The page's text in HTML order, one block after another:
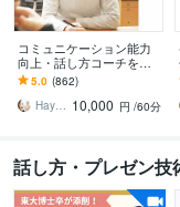
コミュニケーション能力
向上・話し方コーチをし
ます ビジネス、プレゼ
ン、聴き方、伝え方、話
し方、人間関係構築
5.0 (862)
Hayashiコミュニケーションコーチ 10,000 円 /60分
話し方・プレゼン技